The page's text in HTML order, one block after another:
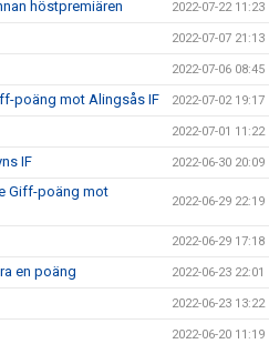
höstpremiären 2022-07-22 11:23
2022-07-07 21:13
2022-07-06 08:45
poäng mot Alingsås IF 2022-07-02 19:17
2022-07-01 11:22
IF 2022-06-30 20:09
Giff-poäng mot
2022-06-29 22:19
2022-06-29 17:18
en poäng 2022-06-23 22:01
2022-06-23 13:22
2022-06-20 11:19